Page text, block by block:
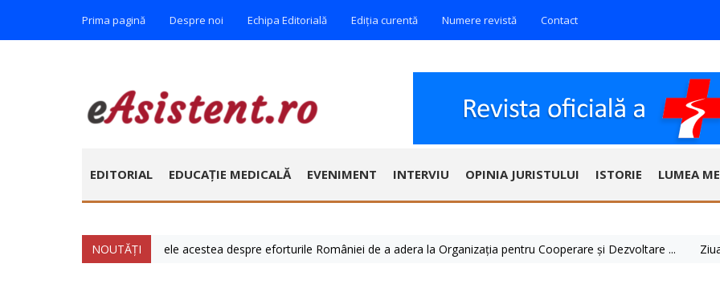
Prima pagină Despre noi Echipa Editorială Ediția curentă Numere revistă Contact
EDITORIAL EDUCAȚIE MEDICALĂ EVENIMENT INTERVIU OPINIA JURISTULUI ISTORIE LUMEA
NOUTĂȚI
Vorbim foarte mult zilele acestea despre eforturile României de a adera la Organizația pentru Cooperare și Dezvoltare ... Ziua